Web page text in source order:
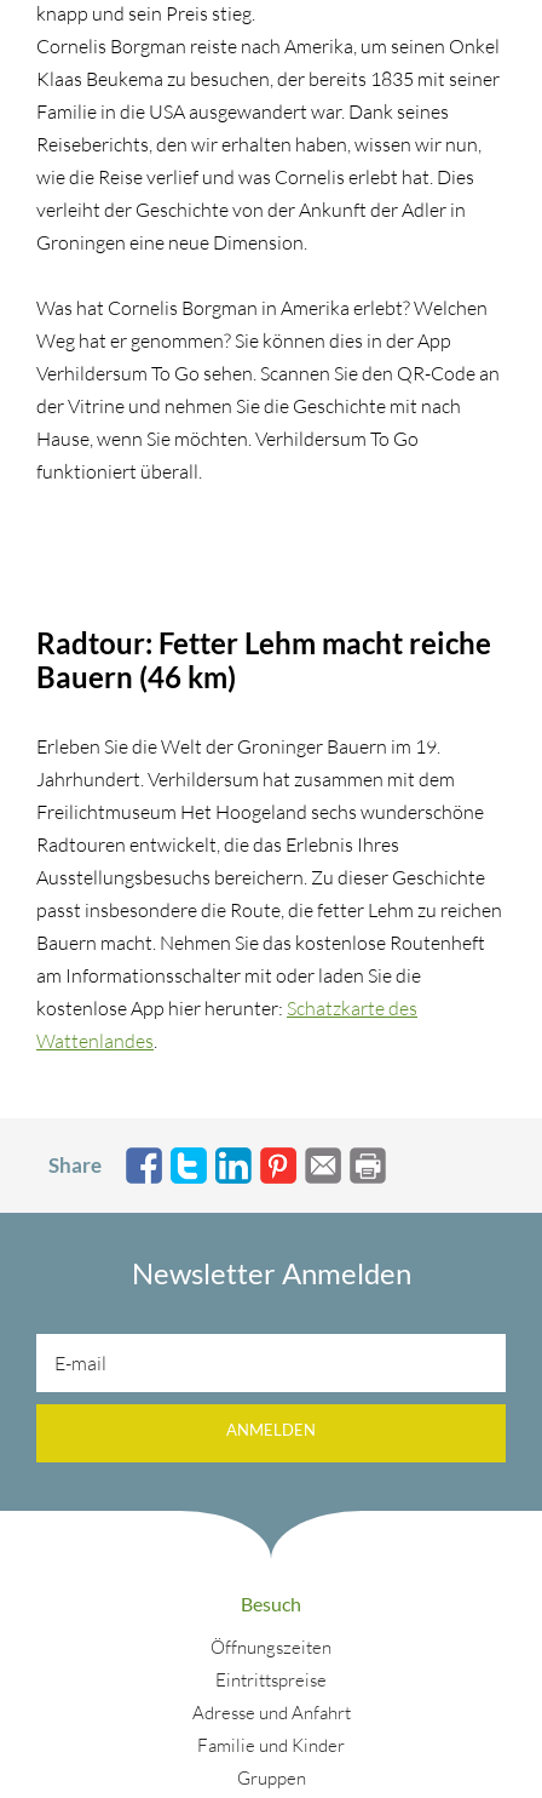
knapp und sein Preis stieg.
Cornelis Borgman reiste nach Amerika, um seinen Onkel
Klaas Beukema zu besuchen, der bereits 1835 mit seiner
Familie in die USA ausgewandert war. Dank seines
Reiseberichts, den wir erhalten haben, wissen wir nun,
wie die Reise verlief und was Cornelis erlebt hat. Dies
verleiht der Geschichte von der Ankunft der Adler in
Groningen eine neue Dimension.
Was hat Cornelis Borgman in Amerika erlebt? Welchen
Weg hat er genommen? Sie können dies in der App
Verhildersum To Go sehen. Scannen Sie den QR-Code an
der Vitrine und nehmen Sie die Geschichte mit nach
Hause, wenn Sie möchten. Verhildersum To Go
funktioniert überall.
Radtour: Fetter Lehm macht reiche
Bauern (46 km)
Erleben Sie die Welt der Groninger Bauern im 19.
Jahrhundert. Verhildersum hat zusammen mit dem
Freilichtmuseum Het Hoogeland sechs wunderschöne
Radtouren entwickelt, die das Erlebnis Ihres
Ausstellungsbesuchs bereichern. Zu dieser Geschichte
passt insbesondere die Route, die fetter Lehm zu reichen
Bauern macht. Nehmen Sie das kostenlose Routenheft
am Informationsschalter mit oder laden Sie die
kostenlose App hier herunter: Schatzkarte des
Wattenlandes.
Share
Newsletter Anmelden
ANMELDEN
Besuch
Öffnungszeiten
Eintrittspreise
Adresse und Anfahrt
Familie und Kinder
Gruppen